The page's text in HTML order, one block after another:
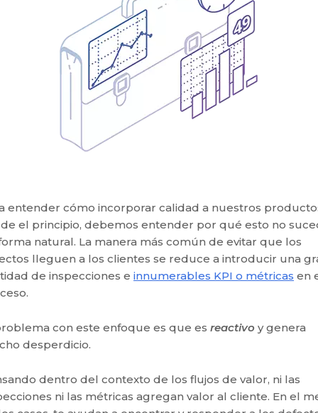
entender cómo incorporar calidad a nuestros
el principio, debemos entender por qué esto no
natural. La manera más común de evitar que los
lleguen a los clientes se reduce a introducir una
de inspecciones e innumerables KPI o métricas en
con este enfoque es que es reactivo y genera
desperdicio.
dentro del contexto de los flujos de valor, ni las
ni las métricas agregan valor al cliente. En el